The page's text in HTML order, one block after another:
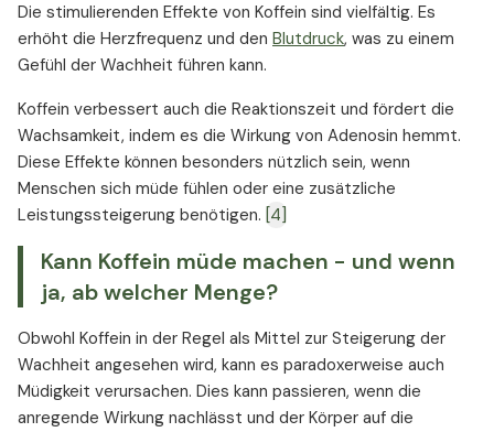
Die stimulierenden Effekte von Koffein sind vielfältig. Es
erhöht die Herzfrequenz und den Blutdruck, was zu einem
Gefühl der Wachheit führen kann.
Koffein verbessert auch die Reaktionszeit und fördert die
Wachsamkeit, indem es die Wirkung von Adenosin hemmt.
Diese Effekte können besonders nützlich sein, wenn
Menschen sich müde fühlen oder eine zusätzliche
Leistungssteigerung benötigen. [4]
Kann Koffein müde machen - und wenn
ja, ab welcher Menge?
Obwohl Koffein in der Regel als Mittel zur Steigerung der
Wachheit angesehen wird, kann es paradoxerweise auch
Müdigkeit verursachen. Dies kann passieren, wenn die
anregende Wirkung nachlässt und der Körper auf die